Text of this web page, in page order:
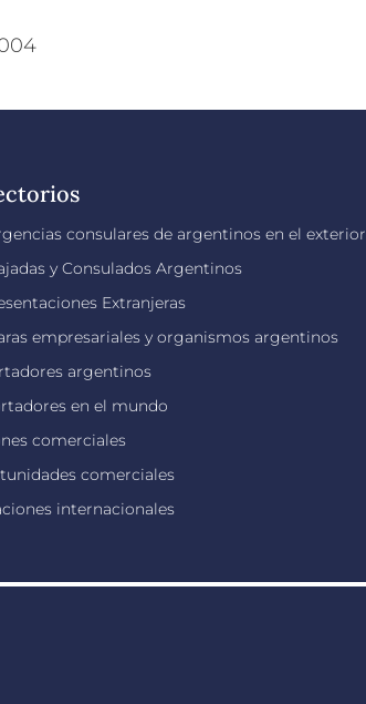
consulares de argentinos en el exterior
y Consulados Argentinos
Extranjeras
empresariales y organismos argentinos
argentinos
en el mundo
comerciales
comerciales
internacionales